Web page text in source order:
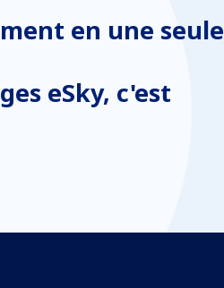
en une seule
eSky, c'est